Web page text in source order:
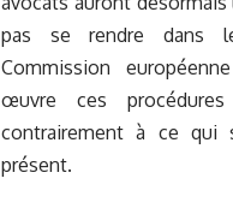
pas se rendre dans
Commission
œuvre ces
contrairement à ce qui
présent.